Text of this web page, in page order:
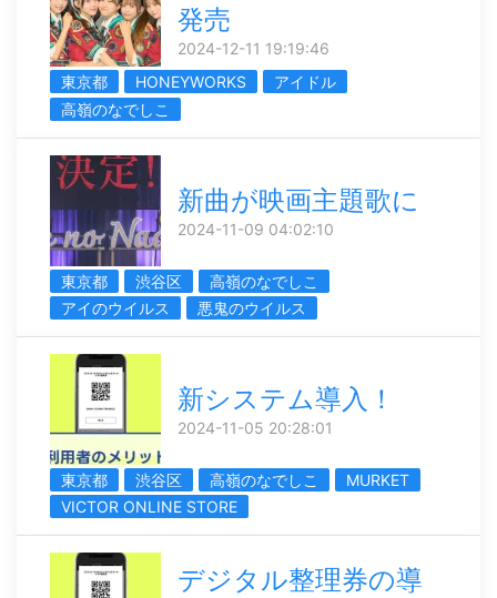
発売
2024-12-11 19:19:46
東京都
HONEYWORKS
アイドル
高嶺のなでしこ
新曲が映画主題歌に
2024-11-09 04:02:10
東京都 渋谷区
高嶺のなでしこ
アイのウイルス
悪鬼のウイルス
新システム導入！
2024-11-05 20:28:01
東京都 渋谷区 高嶺のなでしこ
MURKET
VICTOR ONLINE STORE
デジタル整理券の導